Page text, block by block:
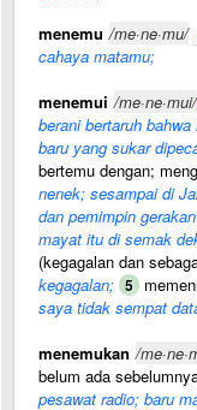
menemu /me·ne·mu/
cahaya matamu;
menemui /me·ne·mui/
berani bertaruh
baru yang sukar
bertemu dengan;
nenek; sesampai di
dan pemimpin
mayat itu di semak
(kegagalan dan
kegagalan; 5
saya tidak sempat
menemukan /
belum ada
pesawat radio; baru